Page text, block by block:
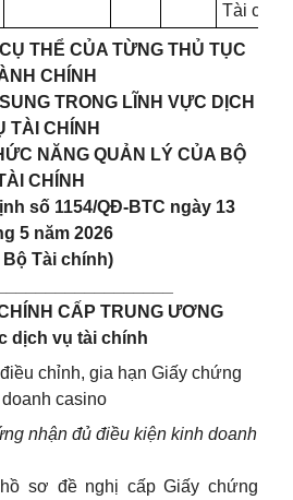
Tài chính
THỂ CỦA TỪNG THỦ TỤC
CHÍNH
TRONG LĨNH VỰC DỊCH
TÀI CHÍNH
NĂNG QUẢN LÝ CỦA BỘ
CHÍNH
số 1154/QĐ-BTC ngày 13
5 năm 2026
Tài chính)
CẤP TRUNG ƯƠNG
dịch vụ tài chính
chỉnh, gia hạn Giấy chứng
casino
nhận đủ điều kiện kinh doanh
sơ đề nghị cấp Giấy chứng